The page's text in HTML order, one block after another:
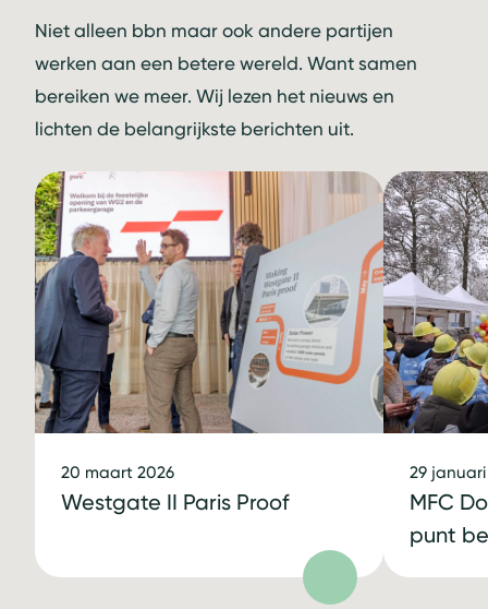
Niet alleen bbn maar ook andere partijen
werken aan een betere wereld. Want samen
bereiken we meer. Wij lezen het nieuws en
lichten de belangrijkste berichten uit.
20 maart 2026
Westgate II Paris Proof
29
MFC
punt